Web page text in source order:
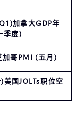
加拿大GDP年
季度)
哥PMI (五月)
国JOLTs职位空